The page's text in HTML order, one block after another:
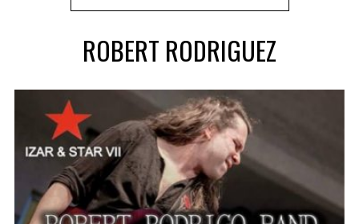
ROBERT RODRIGUEZ